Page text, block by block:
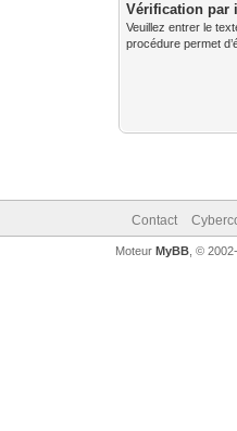
Vérification par
Veuillez entrer le
procédure permet
Contact
Moteur MyBB, ©